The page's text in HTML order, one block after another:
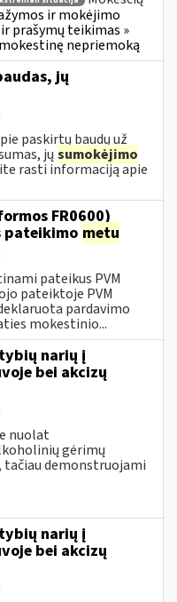
ir mokėjimo
prašymų teikimas »
nepriemoką
jų
paskirtų baudų už
jų sumokėjimo
rasti informaciją apie
FR0600)
pateikimo metu
pateikus PVM
pateiktoje PVM
pardavimo
mokestinio...
narių į
bei akcizų
nuolat
gėrimų
tačiau demonstruojami
narių į
bei akcizų